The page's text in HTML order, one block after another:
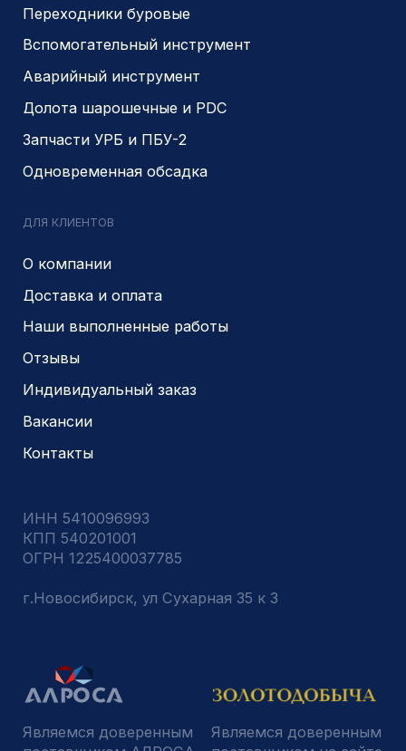
Являемся доверенным
поставщиком АЛРОСА
Являемся доверенным
поставщиком на сайте
zolotodb.ru